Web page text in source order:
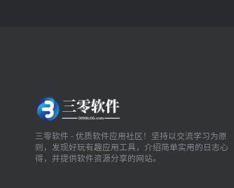
三零软件 - 优质软件应用社区！坚持以交流学习为原
则，发现好玩有趣应用工具，介绍简单实用的日志心
得，并提供软件资源分享的网站。